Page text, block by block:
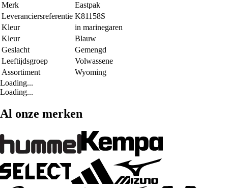
Merk
Eastpak
Leveranciersreferentie K81158S
Kleur
in marinegaren
Kleur
Blauw
Geslacht
Gemengd
Leeftijdsgroep
Volwassene
Assortiment
Wyoming
Loading...
Loading...
Al onze merken